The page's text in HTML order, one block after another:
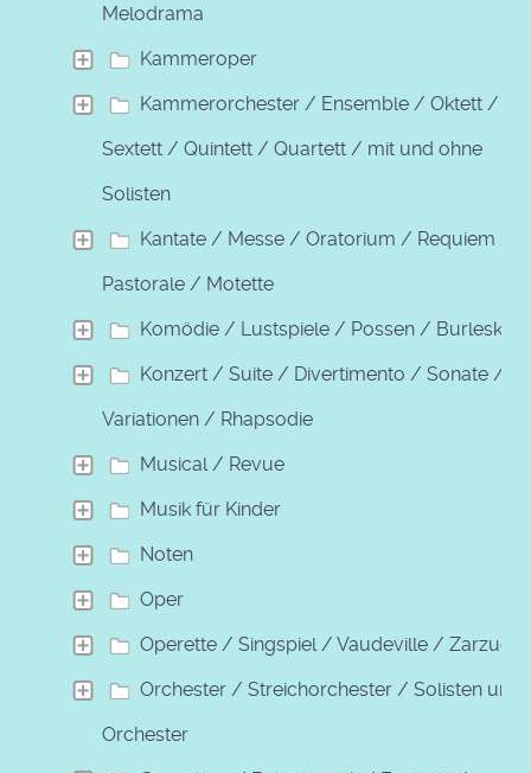
Melodrama
Kammeroper
Kammerorchester / Ensemble / Oktett /
Sextett / Quintett / Quartett / mit und ohne
Solisten
Kantate / Messe / Oratorium / Requiem /
Pastorale / Motette
Komödie / Lustspiele / Possen / Burleske
Konzert / Suite / Divertimento / Sonate /
Variationen / Rhapsodie
Musical / Revue
Musik für Kinder
Noten
Oper
Operette / Singspiel / Vaudeville / Zarzuela
Orchester / Streichorchester / Solisten und
Orchester